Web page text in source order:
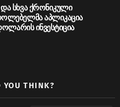
სხვა ქრონიკული
აპლიკაცია
ინვესტიცია
YOU THINK?